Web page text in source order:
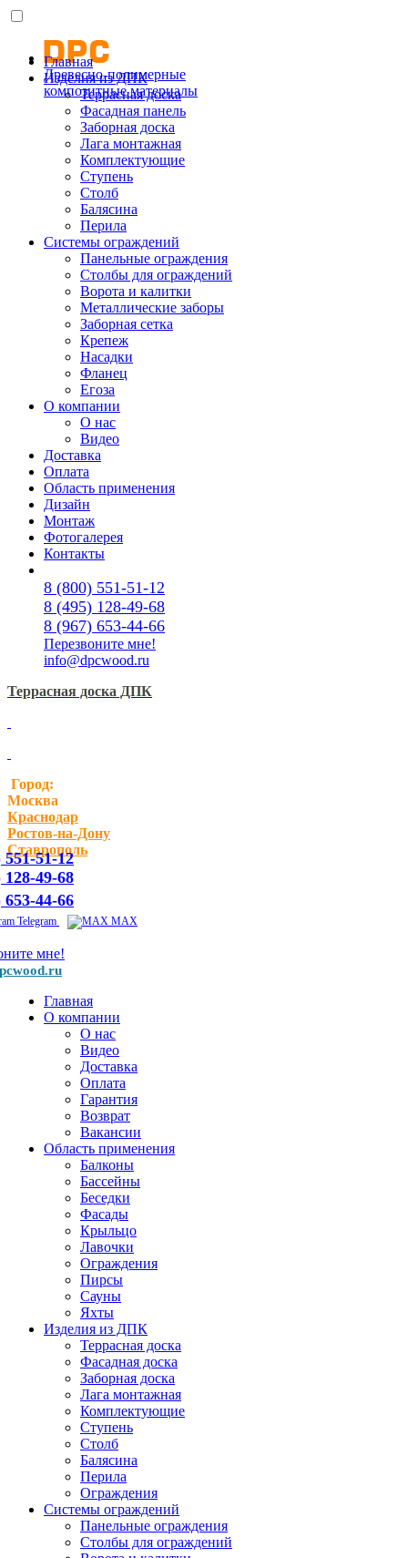
Древесно-полимерные
композитные материалы
Главная
Изделия из ДПК
Террасная доска
Фасадная панель
Заборная доска
Лага монтажная
Комплектующие
Ступень
Столб
Балясина
Перила
Системы ограждений
Панельные ограждения
Столбы для ограждений
Ворота и калитки
Металлические заборы
Заборная сетка
Крепеж
Насадки
Фланец
Егоза
О компании
О нас
Видео
Доставка
Оплата
Область применения
Дизайн
Монтаж
Фотогалерея
Контакты
8 (800) 551-51-12
8 (495) 128-49-68
8 (967) 653-44-66
Перезвоните мне!
info@dpcwood.ru
Террасная доска ДПК
Город:
Москва
Краснодар
Ростов-на-Дону
Ставрополь
551-51-12
128-49-68
653-44-66
Telegram MAX
мне!
Главная
О компании
О нас
Видео
Доставка
Оплата
Гарантия
Возврат
Вакансии
Область применения
Балконы
Бассейны
Беседки
Фасады
Крыльцо
Лавочки
Ограждения
Пирсы
Сауны
Яхты
Изделия из ДПК
Террасная доска
Фасадная доска
Заборная доска
Лага монтажная
Комплектующие
Ступень
Столб
Балясина
Перила
Ограждения
Системы ограждений
Панельные ограждения
Столбы для ограждений